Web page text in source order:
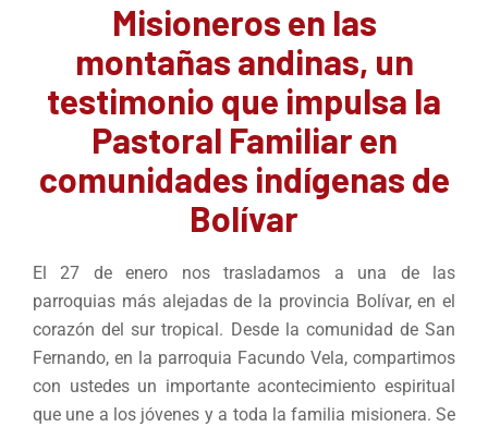
Misioneros en las
montañas andinas, un
testimonio que impulsa la
Pastoral Familiar en
comunidades indígenas de
Bolívar
El 27 de enero nos trasladamos a una de las
parroquias más alejadas de la provincia Bolívar, en el
corazón del sur tropical. Desde la comunidad de San
Fernando, en la parroquia Facundo Vela, compartimos
con ustedes un importante acontecimiento espiritual
que une a los jóvenes y a toda la familia misionera. Se